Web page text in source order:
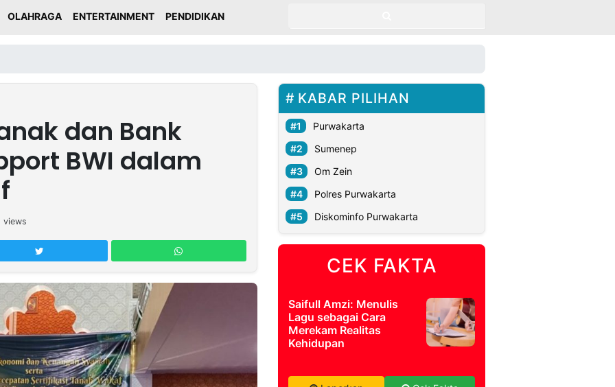
OLAHRAGA ENTERTAINMENT PENDIDIKAN
dan Bank
BWI dalam
views
KABAR PILIHAN
Purwakarta
Sumenep
Om Zein
Polres Purwakarta
Diskominfo Purwakarta
CEK FAKTA
Saifull Amzi: Menulis
Lagu sebagai Cara
Merekam Realitas
Kehidupan